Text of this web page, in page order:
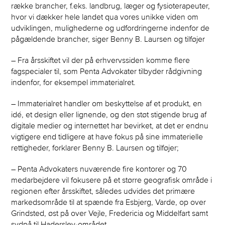
række brancher, f.eks. landbrug, læger og fysioterapeuter,
hvor vi dækker hele landet qua vores unikke viden om
udviklingen, mulighederne og udfordringerne indenfor de
pågældende brancher, siger Benny B. Laursen og tilføjer
– Fra årsskiftet vil der på erhvervssiden komme flere
fagspecialer til, som Penta Advokater tilbyder rådgivning
indenfor, for eksempel immaterialret.
– Immaterialret handler om beskyttelse af et produkt, en
idé, et design eller lignende, og den støt stigende brug af
digitale medier og internettet har bevirket, at det er endnu
vigtigere end tidligere at have fokus på sine immaterielle
rettigheder, forklarer Benny B. Laursen og tilføjer;
– Penta Advokaters nuværende fire kontorer og 70
medarbejdere vil fokusere på et større geografisk område i
regionen efter årsskiftet, således udvides det primære
markedsområde til at spænde fra Esbjerg, Varde, op over
Grindsted, øst på over Vejle, Fredericia og Middelfart samt